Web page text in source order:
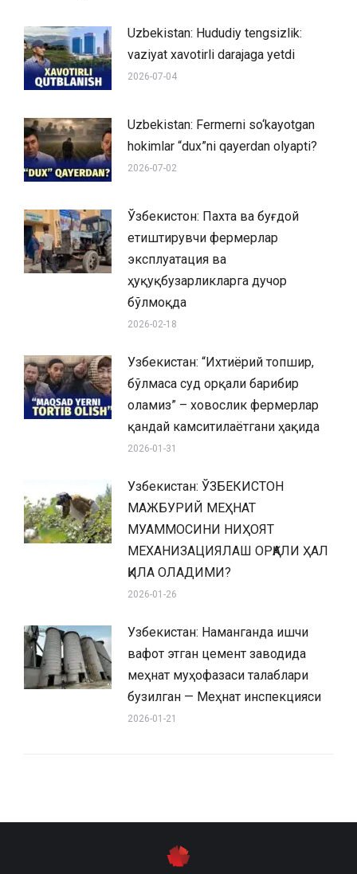
Uzbekistan: Hududiy tengsizlik:
vaziyat xavotirli darajaga yetdi
2026-07-04
Uzbekistan: Fermerni so‘kayotgan
hokimlar “dux”ni qayerdan olyapti?
2026-07-02
Ўзбекистон: Пахта ва буғдой
етиштирувчи фермерлар
эксплуатация ва
ҳуқуқбузарликларга дучор
бўлмоқда
2026-02-18
Узбекистан: “Ихтиёрий топшир,
бўлмаса суд орқали барибир
оламиз” – ховослик фермерлар
қандай камситилаётгани ҳақида
2026-01-31
Узбекистан: ЎЗБЕКИСТОН
МАЖБУРИЙ МЕҲНАТ
МУАММОСИНИ НИҲОЯТ
МЕХАНИЗАЦИЯЛАШ ОРҚАЛИ ҲАЛ
ҚИЛА ОЛАДИМИ?
2026-01-26
Узбекистан: Наманганда ишчи
вафот этган цемент заводида
меҳнат муҳофазаси талаблари
бузилган — Меҳнат инспекцияси
2026-01-21